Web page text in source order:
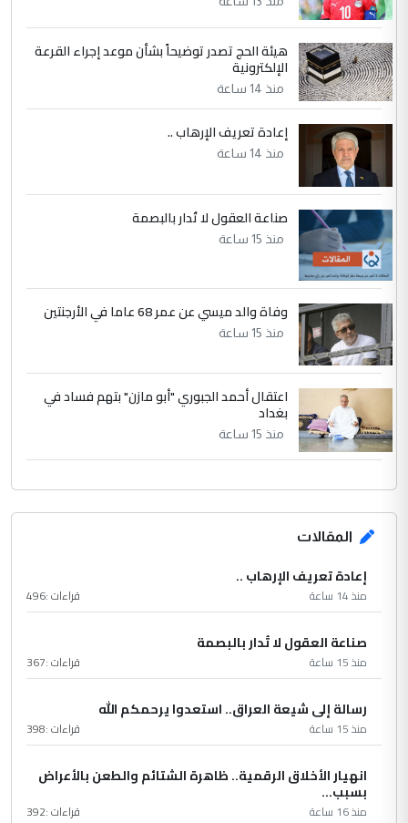
نتشرف بلقاء السيد احمد الصافي في العتبات
الموضوع :
مكتب السيد احمد الصافي : لا يوجود
لدينا اي حساب على الفيس بوك وتويتر
هيئة الحج تصدر توضيحاً بشأن موعد إجراء القرعة
الإلكترونية
منذ 14 ساعة
إعادة تعريف الإرهاب ..
منذ 14 ساعة
صناعة العقول لا تُدار بالبصمة
منذ 15 ساعة
وفاة والد ميسي عن عمر 68 عاما في الأرجنتين
منذ 15 ساعة
اعتقال أحمد الجبوري "أبو مازن" بتهم فساد في
بغداد
منذ 15 ساعة
المقالات
إعادة تعريف الإرهاب ..
منذ 14 ساعة قراءات :496
صناعة العقول لا تُدار بالبصمة
منذ 15 ساعة قراءات :367
رسالة إلى شيعة العراق.. استعدوا يرحمكم الله
منذ 15 ساعة قراءات :398
انهيار الأخلاق الرقمية.. ظاهرة الشتائم والطعن بالأعراض
بسبب...
منذ 16 ساعة قراءات :392